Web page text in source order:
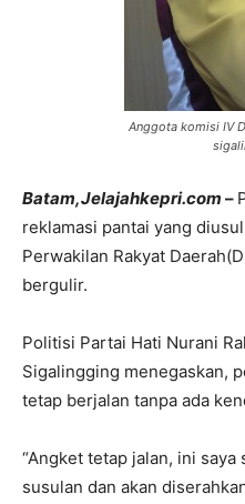
Anggota komisi IV
Batam,Jelajahkepri.com –
reklamasi pantai yang
Perwakilan Rakyat
bergulir.
Politisi Partai Hati Nurani
Sigalingging menegaskan,
tetap berjalan tanpa ada
“Angket tetap jalan, ini
susulan dan akan